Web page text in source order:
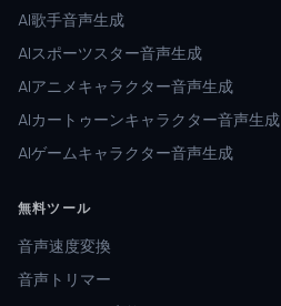
AI歌手音声生成
AIスポーツスター音声生成
AIアニメキャラクター音声生成
AIカートゥーンキャラクター音声生成
AIゲームキャラクター音声生成
無料ツール
音声速度変換
音声トリマー